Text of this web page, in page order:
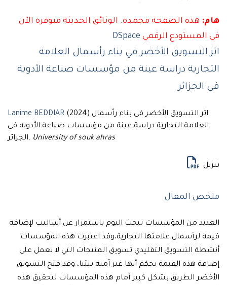
هذه الصفحة مجمدة. الوثائق الحديثة متوفرة الآن
الرقميDSpace
الأخضر في بناء رأسمال العلامة
دراسة عينة من مؤسسات صناعة الأدوية
Lanime BEDDIAR(2024) اثر التسويق الأخضر في بناء رأسمال
التجارية دراسة عينة من مؤسسات صناعة الأدوية في
الجزائر.University of souk ahras
المقال
من المؤسسات تبحث اليوم باستمرار عن أساليب لإضافة
لرأسمال علامتها التجارية،وقد اعتبرت هذه المؤسسات
التسويق التقليدي تسويق المنتجات التي لا تعمل على
هذه القيمة بحكم أنها غير آمنة بيئيا، وقد فتح التسويق
الطريق بشكل كبير أمام هذه المؤسسات لتحقيق هذه